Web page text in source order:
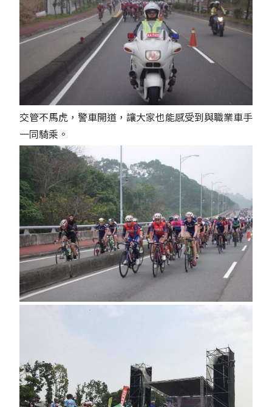
交管不馬虎，警車開道，讓大家也能感受到與職業車手
一同騎乘。